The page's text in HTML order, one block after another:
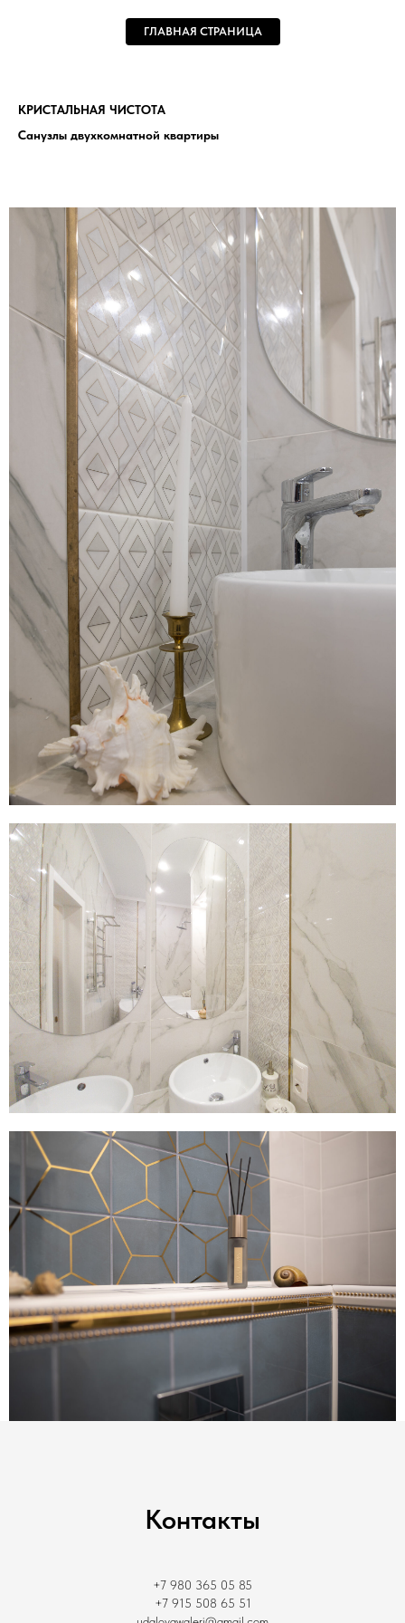
ГЛАВНАЯ СТРАНИЦА
КРИСТАЛЬНАЯ ЧИСТОТА
Санузлы двухкомнатной квартиры
Контакты
+7 980 365 05 85
+7 915 508 65 51